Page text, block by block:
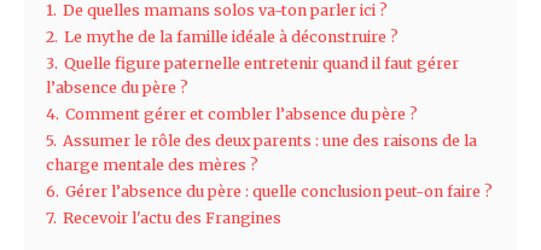
1. De quelles mamans solos va-ton parler ici ?
2. Le mythe de la famille idéale à déconstruire ?
3. Quelle figure paternelle entretenir quand il faut gérer
l’absence du père ?
4. Comment gérer et combler l’absence du père ?
5. Assumer le rôle des deux parents : une des raisons de la
charge mentale des mères ?
6. Gérer l’absence du père : quelle conclusion peut-on faire ?
7. Recevoir l'actu des Frangines